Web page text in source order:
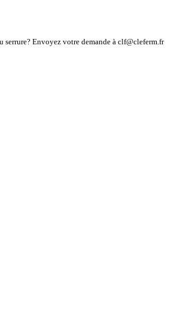
Envoyez votre demande à clf@cleferm.fr